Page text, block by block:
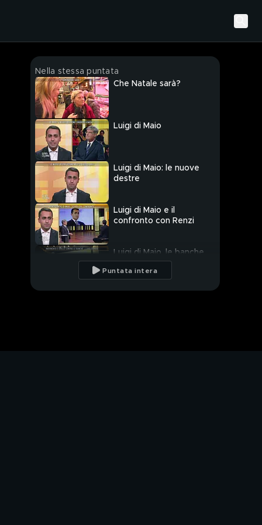
Nella stessa puntata
Che Natale sarà?
Luigi di Maio
Luigi di Maio: le nuove
destre
Luigi di Maio e il
confronto con Renzi
Luigi di Maio, le banche
e i vitalizi
Puntata intera